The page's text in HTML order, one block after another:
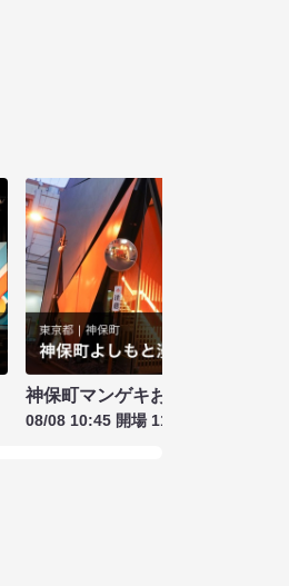
神保町マンゲキお笑いライブ お
08/08 10:45 開場 11:00 開演